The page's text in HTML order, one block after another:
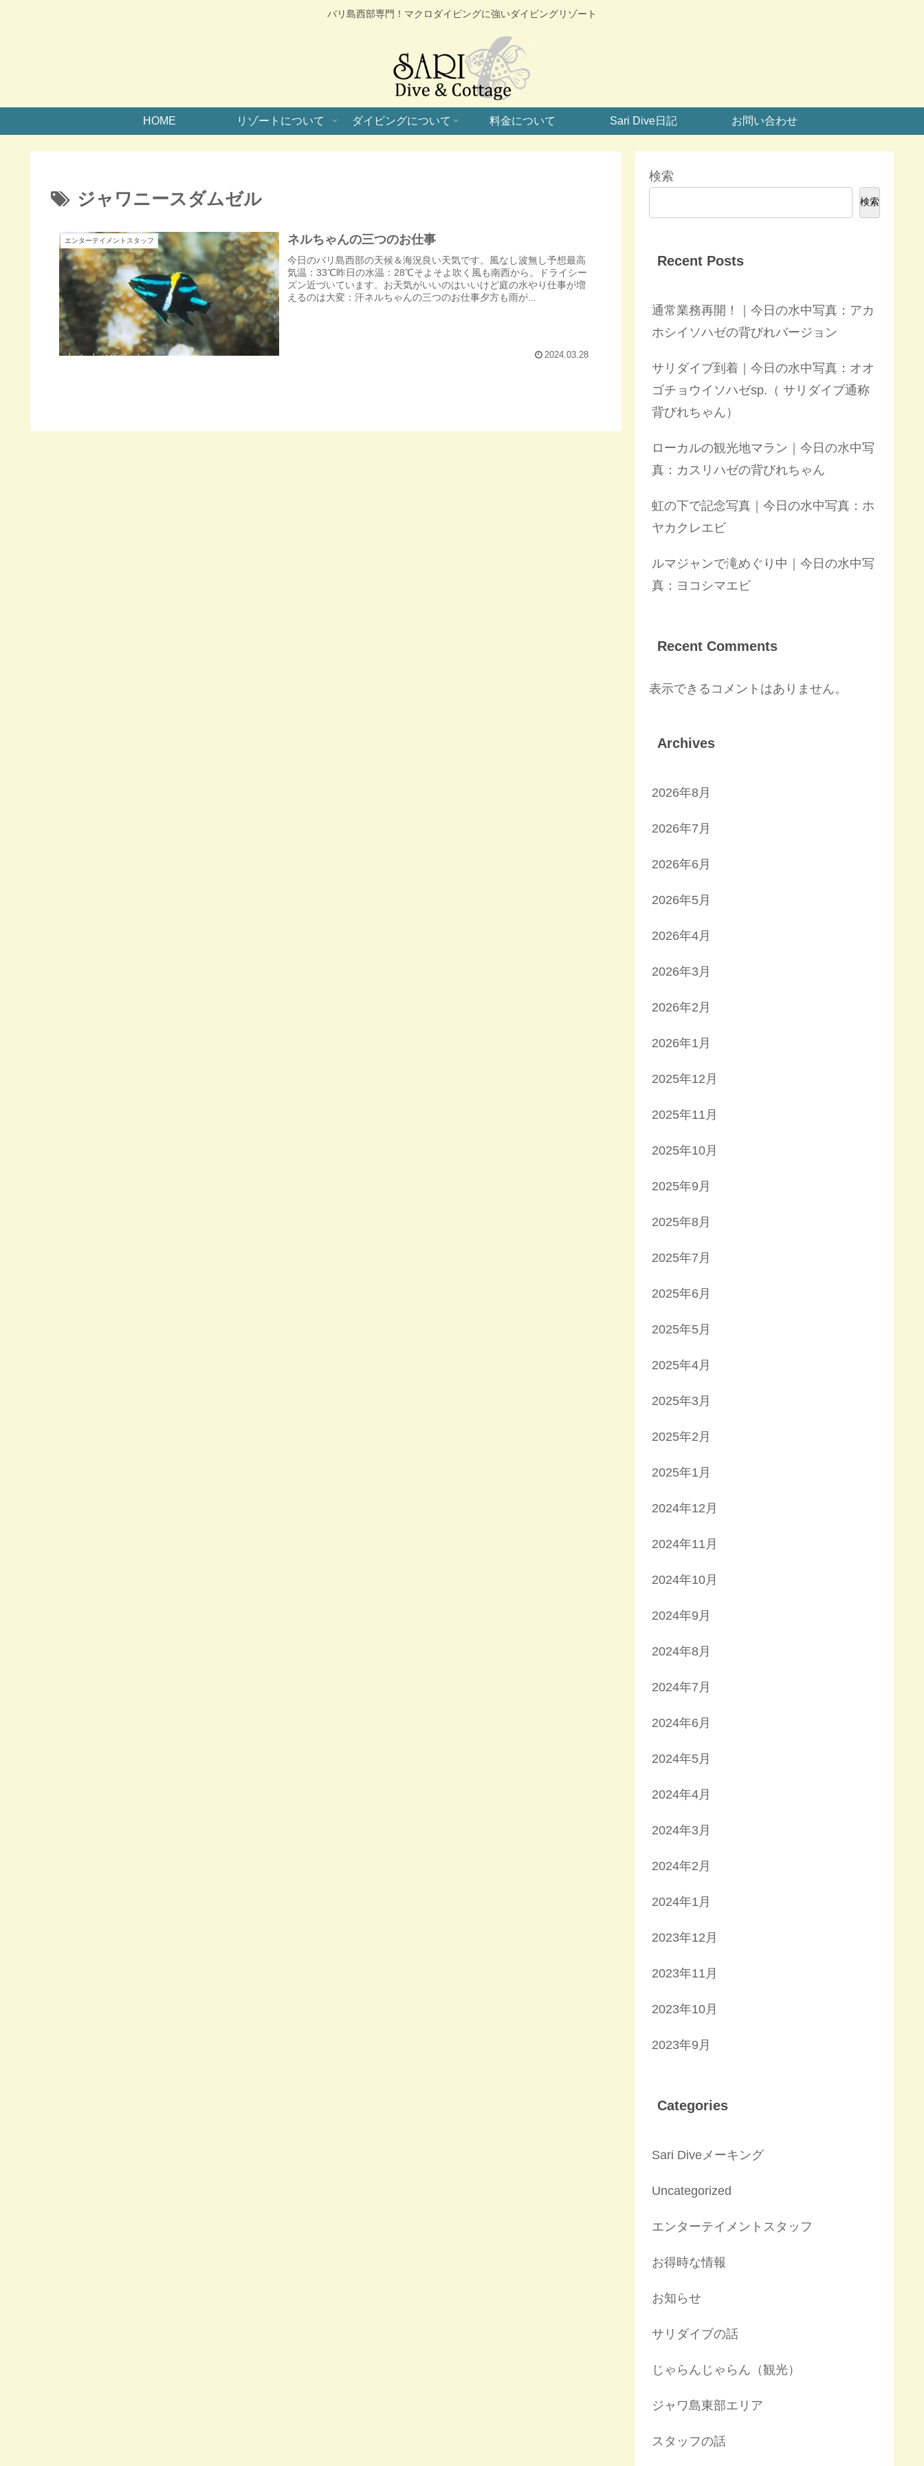
バリ島西部専門！マクロダイビングに強いダイビングリゾート
HOME リゾートについて ダイビングについて 料金について Sari Dive日記 お問い合わせ
ジャワニースダムゼル
エンターテイメントスタッフ ネルちゃんの三つのお仕事
今日のバリ島西部の天候＆海況良い天気です。風なし波無し予想最高
気温：33℃昨日の水温：28℃そよそよ吹く風も南西から。ドライシー
ズン近づいています。お天気がいいのはいいけど庭の水やり仕事が増
えるのは大変：汗ネルちゃんの三つのお仕事夕方も雨が...
2024.03.28
検索
検索
Recent Posts
通常業務再開！｜今日の水中写真：アカ
ホシイソハゼの背びれバージョン
サリダイブ到着｜今日の水中写真：オオ
ゴチョウイソハゼsp.（ サリダイブ通称
背びれちゃん）
ローカルの観光地マラン｜今日の水中写
真：カスリハゼの背びれちゃん
虹の下で記念写真｜今日の水中写真：ホ
ヤカクレエビ
ルマジャンで滝めぐり中｜今日の水中写
真：ヨコシマエビ
Recent Comments
表示できるコメントはありません。
Archives
2026年8月
2026年7月
2026年6月
2026年5月
2026年4月
2026年3月
2026年2月
2026年1月
2025年12月
2025年11月
2025年10月
2025年9月
2025年8月
2025年7月
2025年6月
2025年5月
2025年4月
2025年3月
2025年2月
2025年1月
2024年12月
2024年11月
2024年10月
2024年9月
2024年8月
2024年7月
2024年6月
2024年5月
2024年4月
2024年3月
2024年2月
2024年1月
2023年12月
2023年11月
2023年10月
2023年9月
Categories
Sari Diveメーキング
Uncategorized
エンターテイメントスタッフ
お得時な情報
お知らせ
サリダイブの話
じゃらんじゃらん（観光）
ジャワ島東部エリア
スタッフの話